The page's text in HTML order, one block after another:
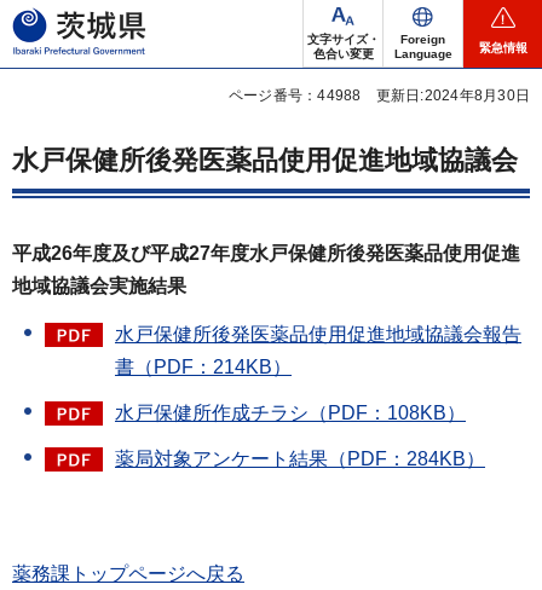
茨城県
文字サイズ・
色合い変更
Foreign
Language
緊急情報
ページ番号：44988 更新日:2024年8月30日
水戸保健所後発医薬品使用促進地域協議会
平成26年度及び平成27年度水戸保健所後発医薬品使用促進
地域協議会実施結果
水戸保健所後発医薬品使用促進地域協議会報告
書（PDF：214KB）
水戸保健所作成チラシ（PDF：108KB）
薬局対象アンケート結果（PDF：284KB）
薬務課トップページへ戻る